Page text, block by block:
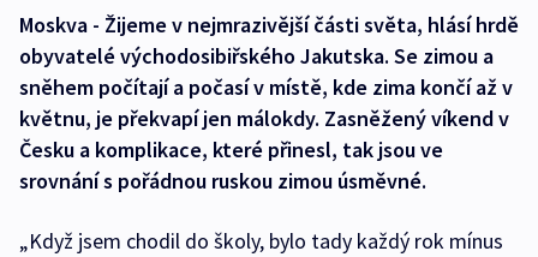
Moskva - Žijeme v nejmrazivější části světa, hlásí hrdě
obyvatelé východosibiřského Jakutska. Se zimou a
sněhem počítají a počasí v místě, kde zima končí až v
květnu, je překvapí jen málokdy. Zasněžený víkend v
Česku a komplikace, které přinesl, tak jsou ve
srovnání s pořádnou ruskou zimou úsměvné.
„Když jsem chodil do školy, bylo tady každý rok mínus